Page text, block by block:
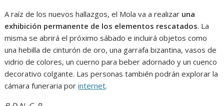
A raíz de los nuevos hallazgos, el Mola va a realizar una
exhibición permanente de los elementos rescatados. La
misma se abrirá el próximo sábado e incluirá objetos como
una hebilla de cinturón de oro, una garrafa bizantina, vasos de
vidrio de colores, un cuerno para beber adornado y un cuenco
decorativo colgante. Las personas también podrán explorar la
cámara funeraria porinternet.